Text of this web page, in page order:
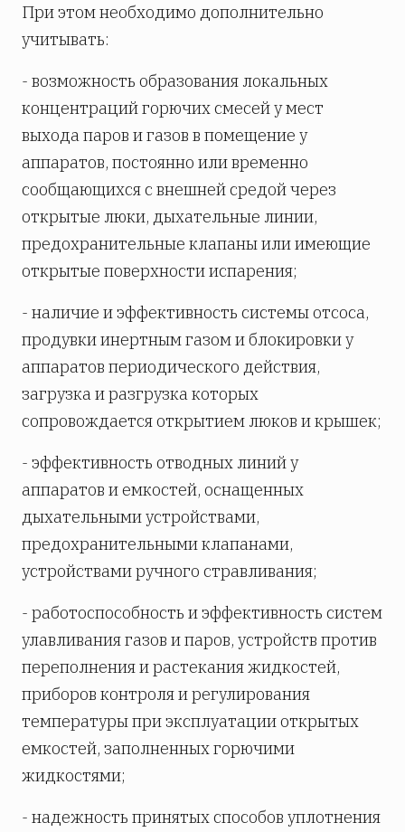
При этом необходимо дополнительно
учитывать:
- возможность образования локальных
концентраций горючих смесей у мест
выхода паров и газов в помещение у
аппаратов, постоянно или временно
сообщающихся с внешней средой через
открытые люки, дыхательные линии,
предохранительные клапаны или имеющие
открытые поверхности испарения;
- наличие и эффективность системы отсоса,
продувки инертным газом и блокировки у
аппаратов периодического действия,
загрузка и разгрузка которых
сопровождается открытием люков и крышек;
- эффективность отводных линий у
аппаратов и емкостей, оснащенных
дыхательными устройствами,
предохранительными клапанами,
устройствами ручного стравливания;
- работоспособность и эффективность систем
улавливания газов и паров, устройств против
переполнения и растекания жидкостей,
приборов контроля и регулирования
температуры при эксплуатации открытых
емкостей, заполненных горючими
жидкостями;
- надежность принятых способов уплотнения